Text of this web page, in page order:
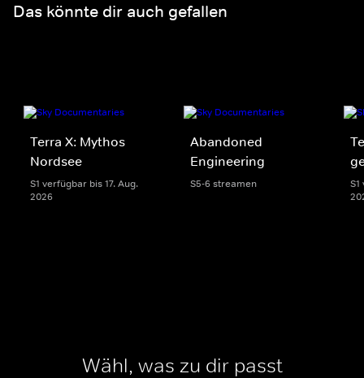
Das könnte dir auch gefallen
Terra X: Mythos
Nordsee
S1 verfügbar bis 17. Aug.
2026
Abandoned
Engineering
S5-6 streamen
Wähl, was zu dir passt